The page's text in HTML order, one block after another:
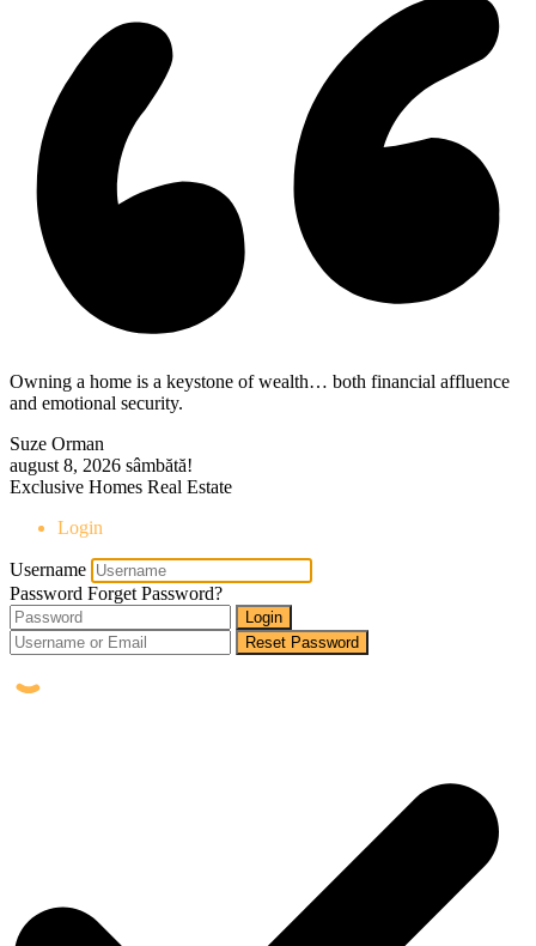
Owning a home is a keystone of wealth… both financial affluence
and emotional security.
Suze Orman
august 8, 2026 sâmbătă!
Exclusive Homes Real Estate
Login
Username
Password Forget Password?
Login
Reset Password